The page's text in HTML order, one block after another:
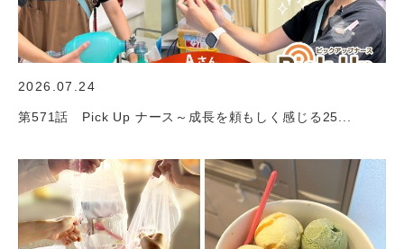
2026.07.24
第571話 Pick Up ナース～成長を頼もしく感じる25...